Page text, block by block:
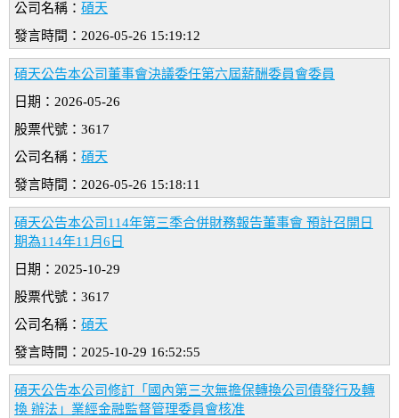
公司名稱： 碩天
發言時間：2026-05-26 15:19:12
碩天公告本公司董事會決議委任第六屆薪酬委員會委員
日期：2026-05-26
股票代號：3617
公司名稱： 碩天
發言時間：2026-05-26 15:18:11
碩天公告本公司114年第三季合併財務報告董事會 預計召開日
期為114年11月6日
日期：2025-10-29
股票代號：3617
公司名稱： 碩天
發言時間：2025-10-29 16:52:55
碩天公告本公司修訂「國內第三次無擔保轉換公司債發行及轉
換 辦法」業經金融監督管理委員會核准